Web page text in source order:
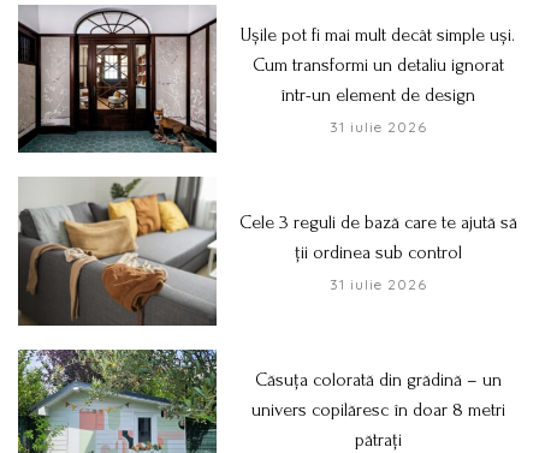
Ușile pot fi mai mult decât simple uși.
Cum transformi un detaliu ignorat
într-un element de design
31 iulie 2026
Cele 3 reguli de bază care te ajută să
ții ordinea sub control
31 iulie 2026
Căsuța colorată din grădină – un
univers copilăresc în doar 8 metri
pătrați